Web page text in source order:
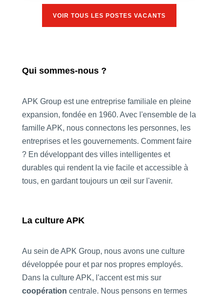
VOIR TOUS LES POSTES VACANTS
Qui sommes-nous ?
APK Group est une entreprise familiale en pleine
expansion, fondée en 1960. Avec l'ensemble de la
famille APK, nous connectons les personnes, les
entreprises et les gouvernements. Comment faire
? En développant des villes intelligentes et
durables qui rendent la vie facile et accessible à
tous, en gardant toujours un œil sur l'avenir.
La culture APK
Au sein de APK Group, nous avons une culture
développée pour et par nos propres employés.
Dans la culture APK, l'accent est mis sur
coopération centrale. Nous pensons en termes